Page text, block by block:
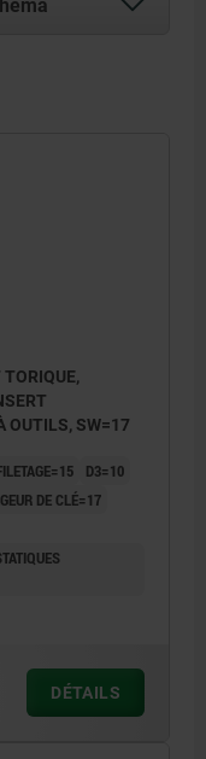
OUTILS, SW=17
D3=10
DE CLÉ=17
DÉTAILS